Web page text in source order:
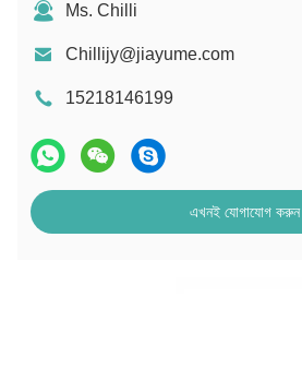
Ms. Chilli
Chillijy@jiayume.com
15218146199
এখনই যোগাযোগ করুন